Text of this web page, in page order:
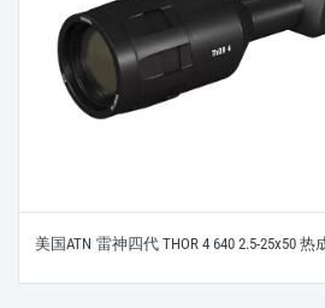
美国ATN 雷神四代 THOR 4 640 2.5-25x50